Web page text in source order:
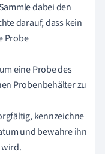
dabei den
darauf, dass kein
Probe
eine Probe des
Probenbehälter zu
kennzeichne
und bewahre ihn